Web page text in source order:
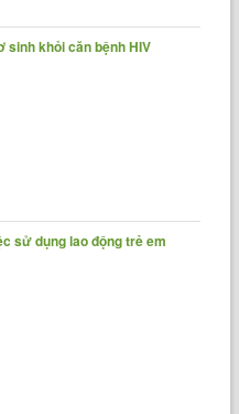
sinh khỏi căn bệnh HIV
sử dụng lao động trẻ em